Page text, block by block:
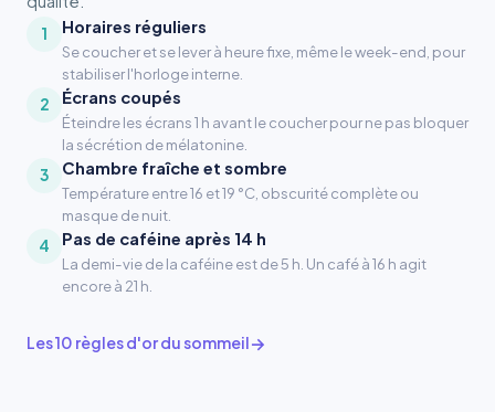
1 Horaires réguliers
Se coucher et se lever à heure fixe, même le week-end, pour
stabiliser l'horloge interne.
2
Écrans coupés
Éteindre les écrans 1 h avant le coucher pour ne pas bloquer
la sécrétion de mélatonine.
3
Chambre fraîche et sombre
Température entre 16 et 19 °C, obscurité complète ou
masque de nuit.
4
Pas de caféine après 14 h
La demi-vie de la caféine est de 5 h. Un café à 16 h agit
encore à 21 h.
Les 10 règles d'or du sommeil